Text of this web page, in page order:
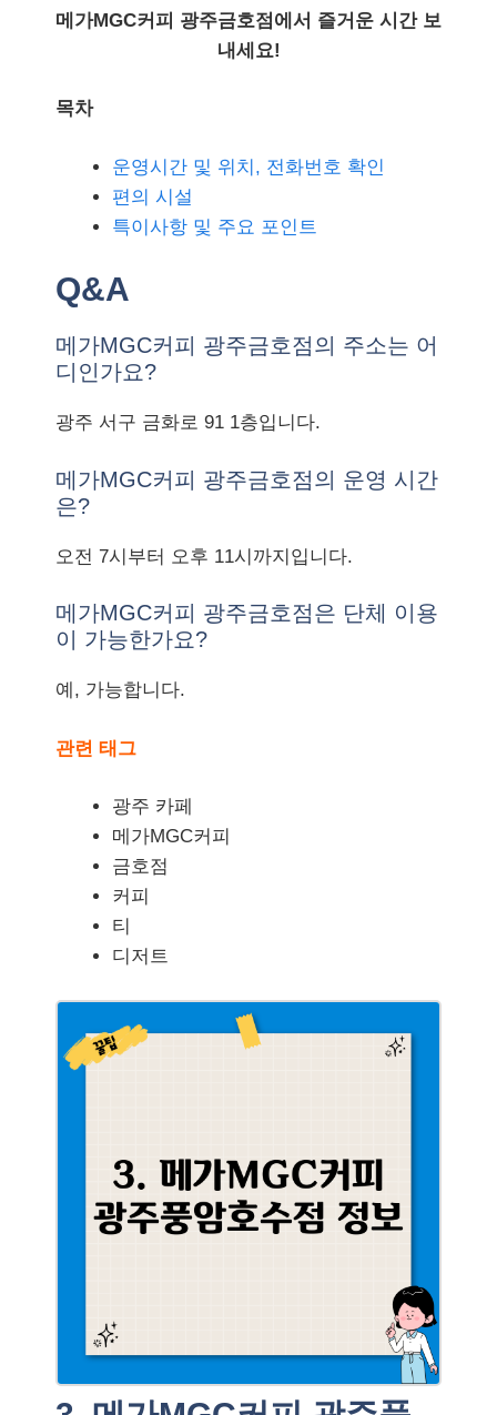
메가MGC커피 광주금호점에서 즐거운 시간 보
내세요!
목차
운영시간 및 위치, 전화번호 확인
편의 시설
특이사항 및 주요 포인트
Q&A
메가MGC커피 광주금호점의 주소는 어
디인가요?
광주 서구 금화로 91 1층입니다.
메가MGC커피 광주금호점의 운영 시간
은?
오전 7시부터 오후 11시까지입니다.
메가MGC커피 광주금호점은 단체 이용
이 가능한가요?
예, 가능합니다.
관련 태그
광주 카페
메가MGC커피
금호점
커피
티
디저트